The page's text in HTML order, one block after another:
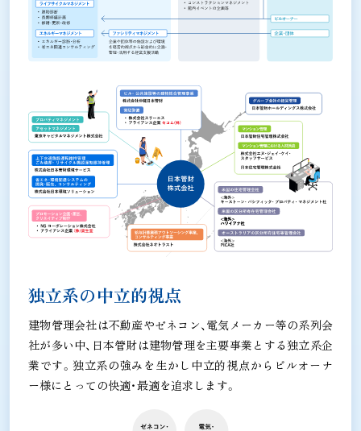
独立系の中立的視点
建物管理会社は不動産やゼネコン、電気メーカー等の系列会
社が多い中、日本管財は建物管理を主要事業とする独立系企
業です。独立系の強みを生かし中立的視点からビルオーナ
ー様にとっての快適・最適を追求します。